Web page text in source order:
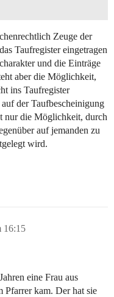
Zeuge der
Taufregister eingetragen
und die Einträge
aber die Möglichkeit,
ins Taufregister
der Taufbescheinigung
nur die Möglichkeit, durch
auf jemanden zu
wird.
16:15
eine Frau aus
Pfarrer kam. Der hat sie